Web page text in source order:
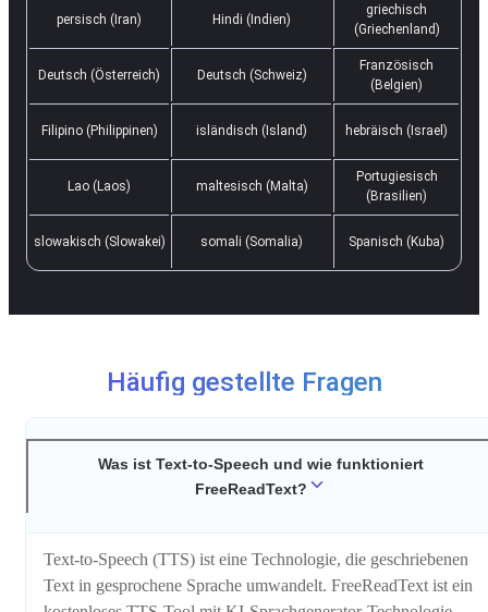
persisch (Iran) Hindi (Indien)
griechisch
(Griechenland)
Deutsch (Österreich) Deutsch (Schweiz)
Französisch
(Belgien)
Filipino (Philippinen) isländisch (Island) hebräisch (Israel)
Lao (Laos) maltesisch (Malta)
Portugiesisch
(Brasilien)
slowakisch (Slowakei) somali (Somalia) Spanisch (Kuba)
Häufig gestellte Fragen
Was ist Text-to-Speech und wie funktioniert
FreeReadText?
Text-to-Speech (TTS) ist eine Technologie, die geschriebenen
Text in gesprochene Sprache umwandelt. FreeReadText ist ein